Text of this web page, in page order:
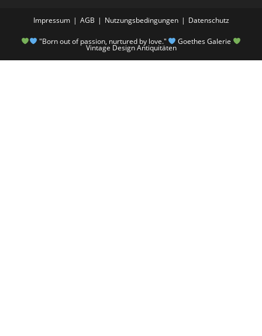
Impressum AGB Nutzungsbedingungen Datenschutz
"Born out of passion, nurtured by love." Goethes Galerie
Vintage Design Antiquitäten